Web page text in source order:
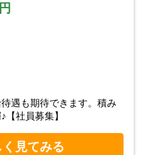
遇も期待できます。積み
社員募集】
見てみる